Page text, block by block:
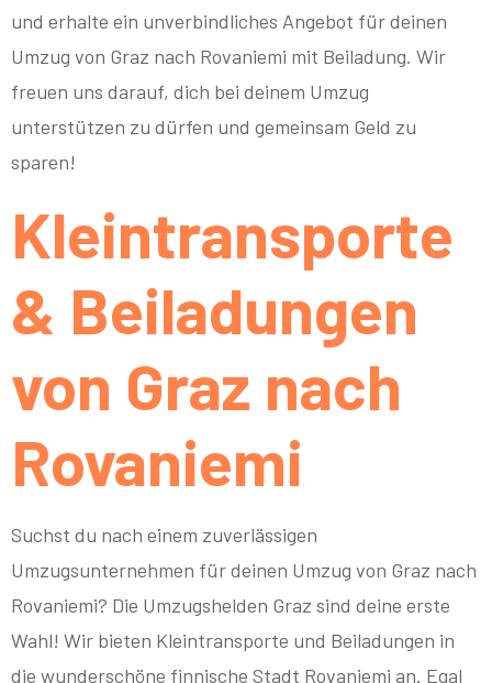
und erhalte ein unverbindliches Angebot für deinen
Umzug von Graz nach Rovaniemi mit Beiladung. Wir
freuen uns darauf, dich bei deinem Umzug
unterstützen zu dürfen und gemeinsam Geld zu
sparen!
Kleintransporte
& Beiladungen
von Graz nach
Rovaniemi
Suchst du nach einem zuverlässigen
Umzugsunternehmen für deinen Umzug von Graz nach
Rovaniemi? Die Umzugshelden Graz sind deine erste
Wahl! Wir bieten Kleintransporte und Beiladungen in
die wunderschöne finnische Stadt Rovaniemi an. Egal